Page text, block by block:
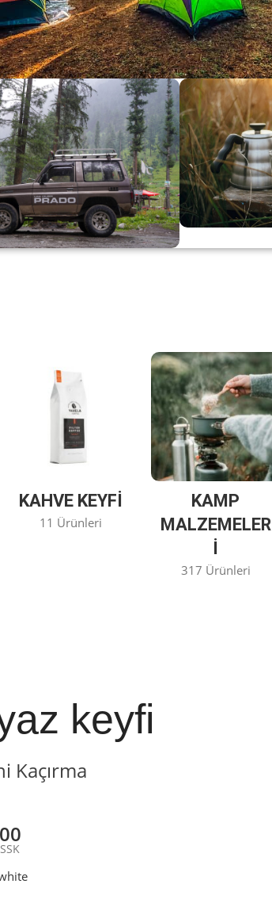
Yaz İndirimi
00
Hr
00
Min
00
SSK
Başla
KAHVE KEYFİ
11 Ürünleri
KAMP
MALZEMELER
317 Ürünleri
keyfi
Kaçırma
00
SSK